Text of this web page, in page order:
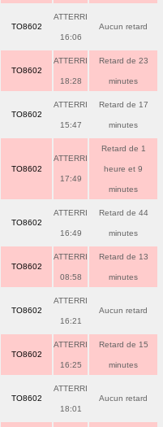
TO8602
ATTERRI
16:06
Aucun retard
TO8602
ATTERRI
18:28
Retard de 23
minutes
TO8602
ATTERRI
15:47
Retard de 17
minutes
TO8602
ATTERRI
17:49
Retard de 1
heure et 9
minutes
TO8602
ATTERRI
16:49
Retard de 44
minutes
TO8602
ATTERRI
08:58
Retard de 13
minutes
TO8602
ATTERRI
16:21
Aucun retard
TO8602
ATTERRI
16:25
Retard de 15
minutes
TO8602
ATTERRI
18:01
Aucun retard